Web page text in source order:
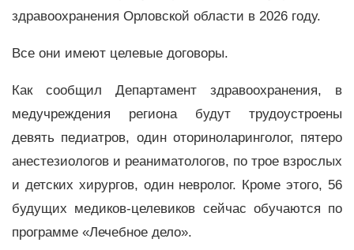
здравоохранения Орловской области в 2026 году.
Все они имеют целевые договоры.
Как сообщил Департамент здравоохранения, в
медучреждения региона будут трудоустроены
девять педиатров, один оториноларинголог, пятеро
анестезиологов и реаниматологов, по трое взрослых
и детских хирургов, один невролог. Кроме этого, 56
будущих медиков-целевиков сейчас обучаются по
программе «Лечебное дело».